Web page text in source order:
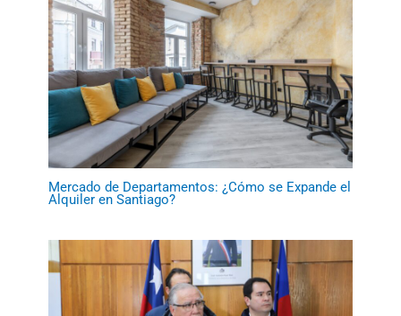
Mercado de Departamentos: ¿Cómo se Expande el
Alquiler en Santiago?